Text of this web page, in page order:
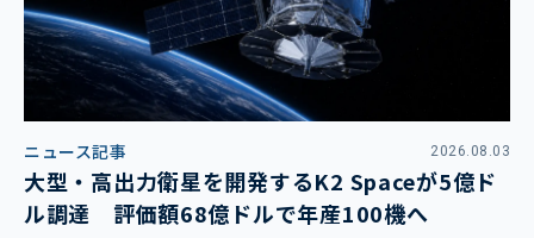
ニュース記事 2026.08.03
大型・高出力衛星を開発するK2 Spaceが5億ド
ル調達 評価額68億ドルで年産100機へ